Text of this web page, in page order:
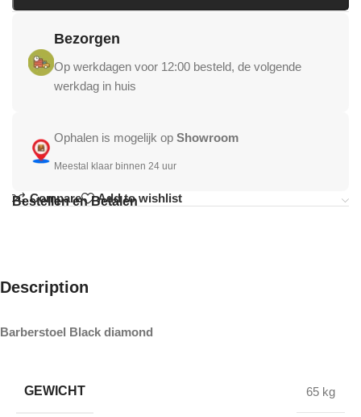
Bezorgen
Op werkdagen voor 12:00 besteld, de volgende
werkdag in huis
Ophalen is mogelijk op Showroom
Meestal klaar binnen 24 uur
Compare Add to wishlist
Bestellen en Betalen
Description
Barberstoel Black diamond
GEWICHT 65 kg